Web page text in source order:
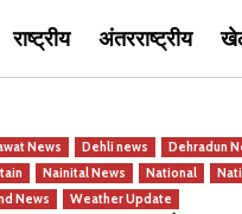
राष्ट्रीय अंतरराष्ट्रीय
News Dehli news Dehradun
Nainital News National
News Weather Update